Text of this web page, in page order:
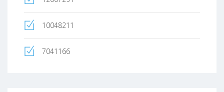
10048211
7041166